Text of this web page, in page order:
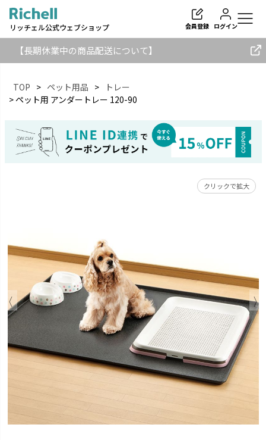
リッチェル公式ウェブショップ 会員登録 ログイン
【長期休業中の商品配送について】
TOP ペット用品
トレー
ペット用 アンダートレー 120-90
クリックで拡大